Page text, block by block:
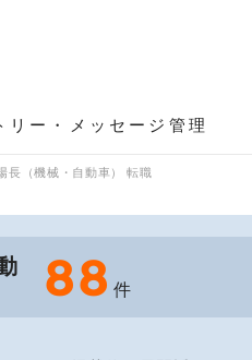
リー・メッセージ管理
長（機械・自動車） 転職
88 件